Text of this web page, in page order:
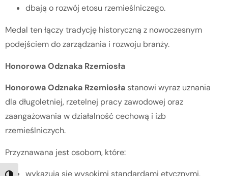
dbają o rozwój etosu rzemieślniczego.
Medal ten łączy tradycję historyczną z nowoczesnym
podejściem do zarządzania i rozwoju branży.
Honorowa Odznaka Rzemiosła
Honorowa Odznaka Rzemiosła stanowi wyraz uznania
dla długoletniej, rzetelnej pracy zawodowej oraz
zaangażowania w działalność cechową i izb
rzemieślniczych.
Przyznawana jest osobom, które:
wykazują się wysokimi standardami etycznymi,